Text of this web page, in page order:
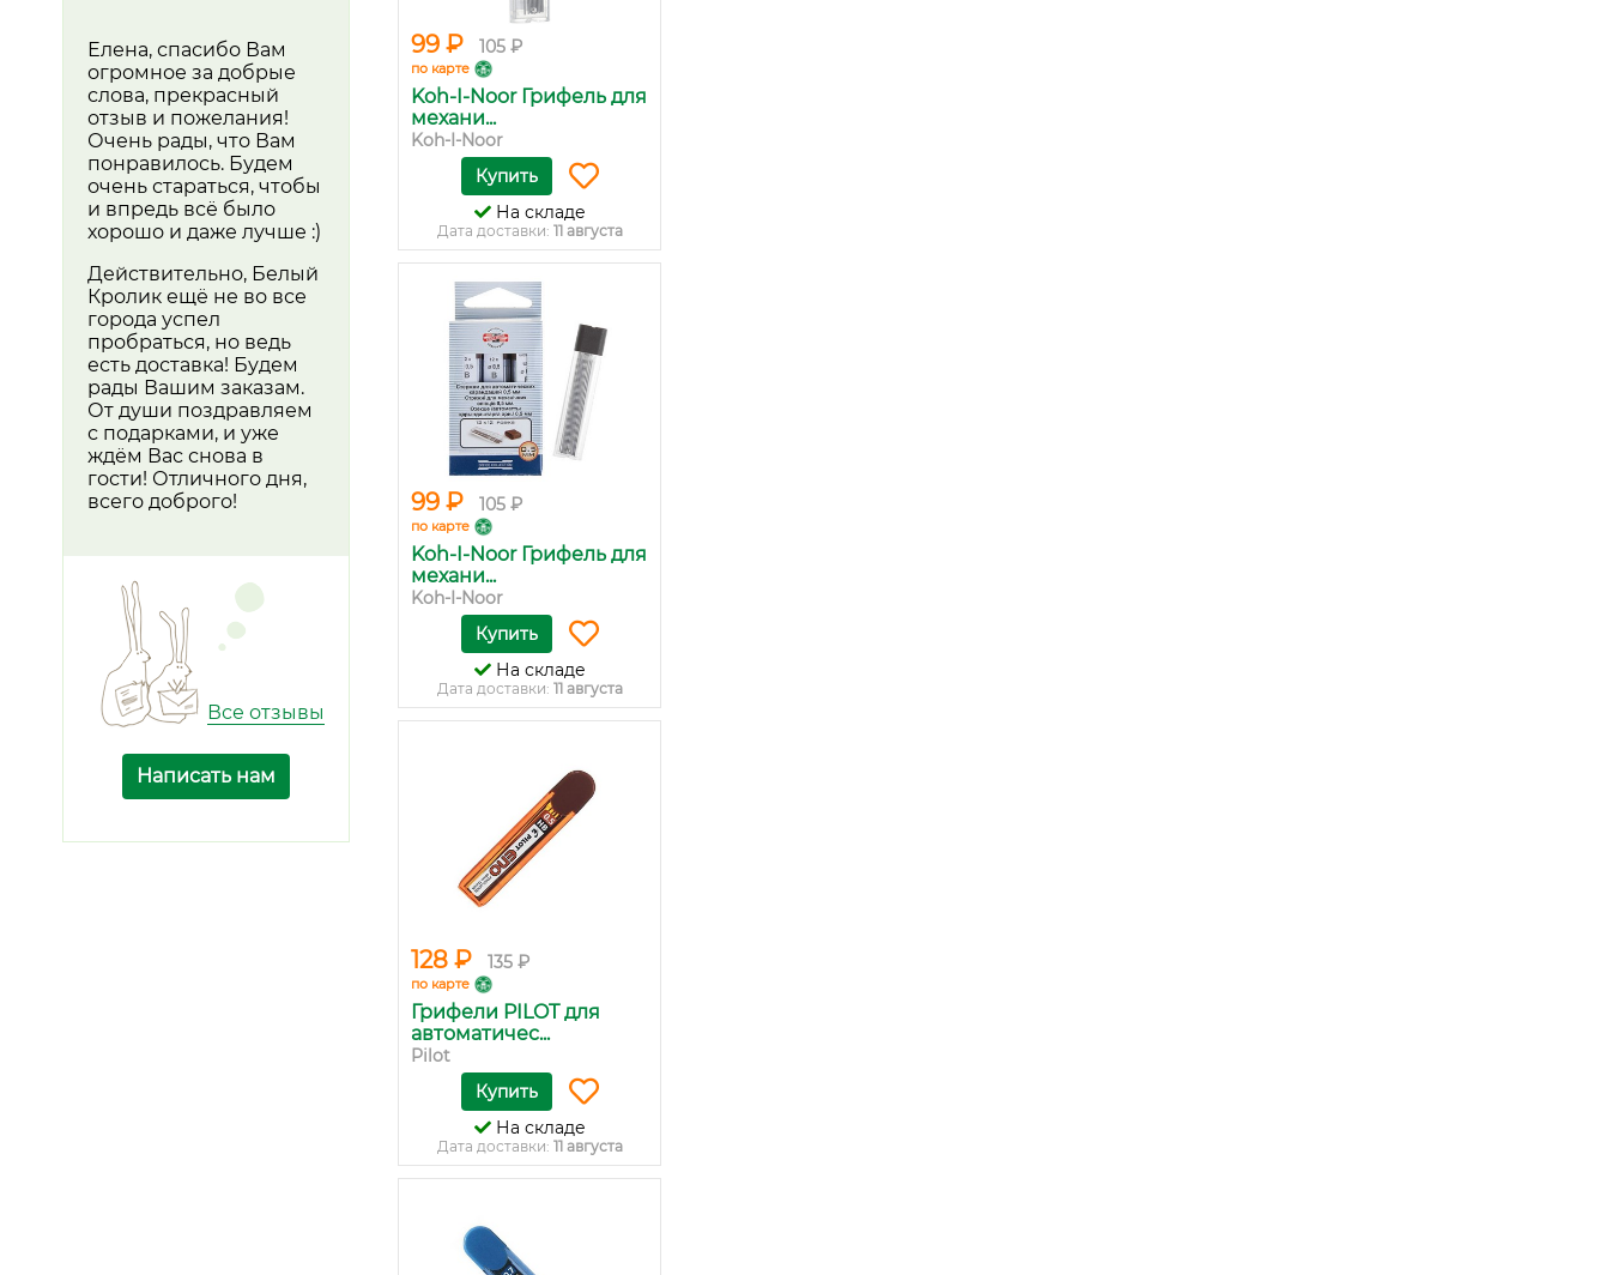
Елена, спасибо Вам
огромное за добрые
слова, прекрасный
отзыв и пожелания!
Очень рады, что Вам
понравилось. Будем
очень стараться, чтобы
и впредь всё было
хорошо и даже лучше :)
Действительно, Белый
Кролик ещё не во все
города успел
пробраться, но ведь
есть доставка! Будем
рады Вашим заказам.
От души поздравляем
с подарками, и уже
ждём Вас снова в
гости! Отличного дня,
всего доброго!
Все отзывы
Написать нам
99 ₽ 105 ₽
по карте
Koh-I-Noor Грифель для
механи...
Koh-I-Noor
Купить
На складе
Дата доставки: 11 августа
99 ₽ 105 ₽
по карте
Koh-I-Noor Грифель для
механи...
Koh-I-Noor
Купить
На складе
Дата доставки: 11 августа
128 ₽ 135 ₽
по карте
Грифели PILOT для
автоматичес...
Pilot
Купить
На складе
Дата доставки: 11 августа